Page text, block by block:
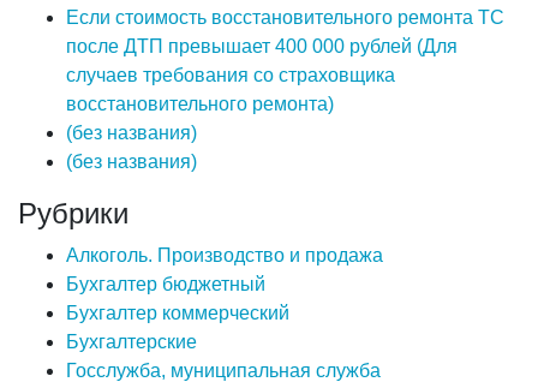
Если стоимость восстановительного ремонта ТС
после ДТП превышает 400 000 рублей (Для
случаев требования со страховщика
восстановительного ремонта)
(без названия)
(без названия)
Рубрики
Алкоголь. Производство и продажа
Бухгалтер бюджетный
Бухгалтер коммерческий
Бухгалтерские
Госслужба, муниципальная служба